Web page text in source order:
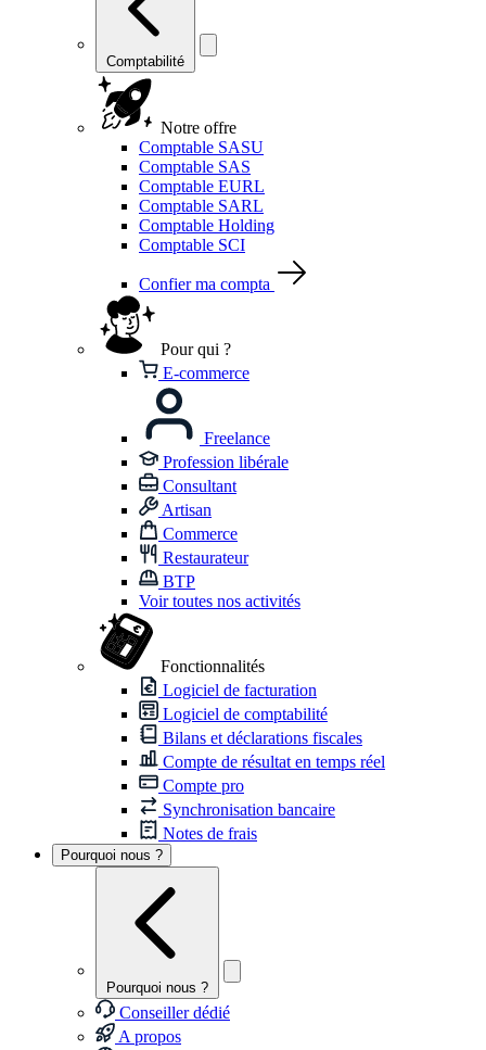
Comptabilité
Notre offre
Comptable SASU
Comptable SAS
Comptable EURL
Comptable SARL
Comptable Holding
Comptable SCI
Confier ma compta
Pour qui ?
E-commerce
Freelance
Profession libérale
Consultant
Artisan
Commerce
Restaurateur
BTP
Voir toutes nos activités
Fonctionnalités
Logiciel de facturation
Logiciel de comptabilité
Bilans et déclarations fiscales
Compte de résultat en temps réel
Compte pro
Synchronisation bancaire
Notes de frais
Pourquoi nous ?
Pourquoi nous ?
Conseiller dédié
A propos